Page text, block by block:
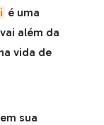
é uma
além da
vida de
sua